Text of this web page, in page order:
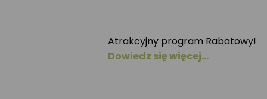
Atrakcyjny program Rabatowy!
Dowiedz się więcej…